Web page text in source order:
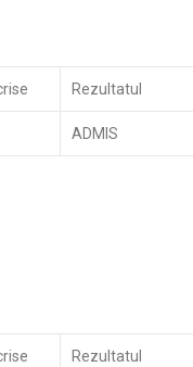
Rezultatul
ADMIS
Rezultatul